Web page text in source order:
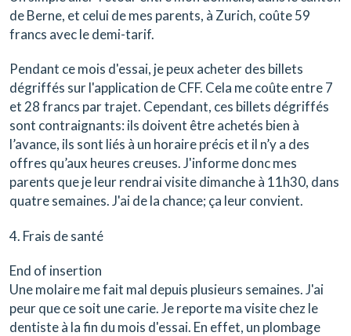
de Berne, et celui de mes parents, à Zurich, coûte 59
francs avec le demi-tarif.
Pendant ce mois d'essai, je peux acheter des billets
dégriffés sur l'application de CFF. Cela me coûte entre 7
et 28 francs par trajet. Cependant, ces billets dégriffés
sont contraignants: ils doivent être achetés bien à
l’avance, ils sont liés à un horaire précis et il n’y a des
offres qu’aux heures creuses. J'informe donc mes
parents que je leur rendrai visite dimanche à 11h30, dans
quatre semaines. J'ai de la chance; ça leur convient.
4. Frais de santé
End of insertion
Une molaire me fait mal depuis plusieurs semaines. J'ai
peur que ce soit une carie. Je reporte ma visite chez le
dentiste à la fin du mois d'essai. En effet, un plombage